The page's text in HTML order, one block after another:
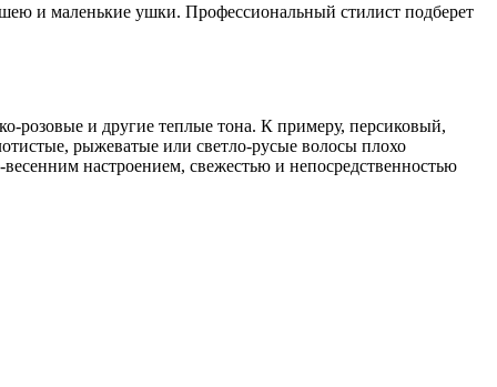
и маленькие ушки. Профессиональный стилист подберет
розовые и другие теплые тона. К примеру, персиковый,
рыжеватые или светло-русые волосы плохо
настроением, свежестью и непосредственностью